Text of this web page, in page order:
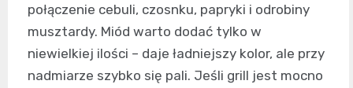
połączenie cebuli, czosnku, papryki i odrobiny
musztardy. Miód warto dodać tylko w
niewielkiej ilości – daje ładniejszy kolor, ale przy
nadmiarze szybko się pali. Jeśli grill jest mocno